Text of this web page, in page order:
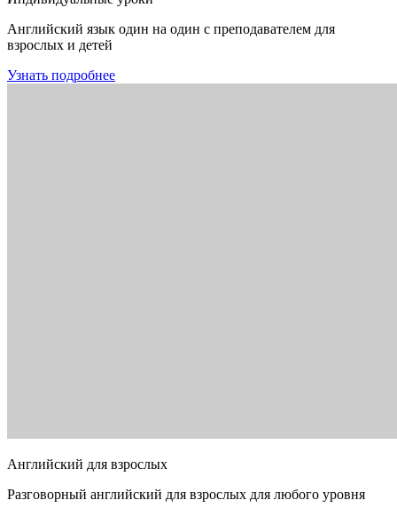
Английский язык один на один с преподавателем для
взрослых и детей
Узнать подробнее
Английский для взрослых
Разговорный английский для взрослых для любого уровня